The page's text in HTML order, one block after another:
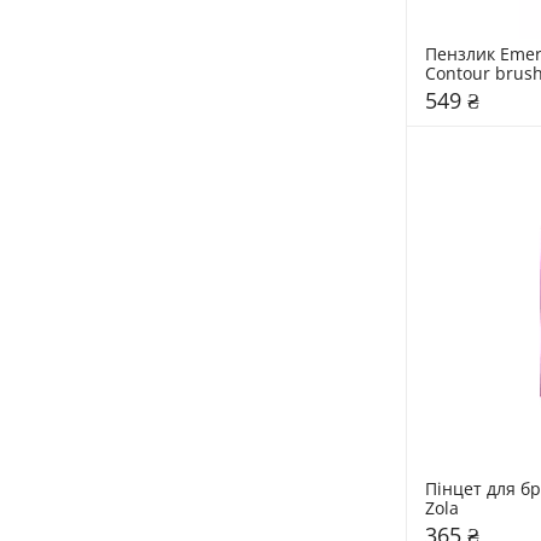
Пензлик
Contour
549 ₴
Пінцет для
Zola